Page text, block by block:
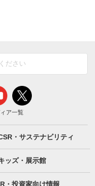
ア一覧
・サステナビリティ
ッズ・展示館
・投資家向け情報